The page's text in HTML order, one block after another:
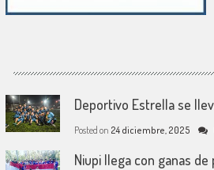
Deportivo Estrella se
Posted on 24 diciembre, 2025
Niupi llega con ganas